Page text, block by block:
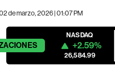
de marzo, 2026 | 01:07 PM
NASDAQ
+2.59%
26,584.99